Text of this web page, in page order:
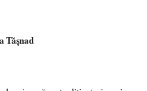
Tășnad